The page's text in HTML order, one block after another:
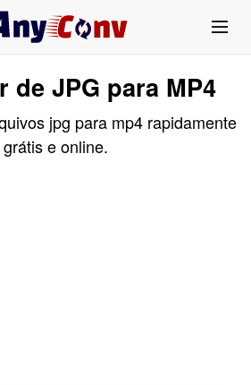
de JPG para MP4
jpg para mp4 rapidamente
e online.